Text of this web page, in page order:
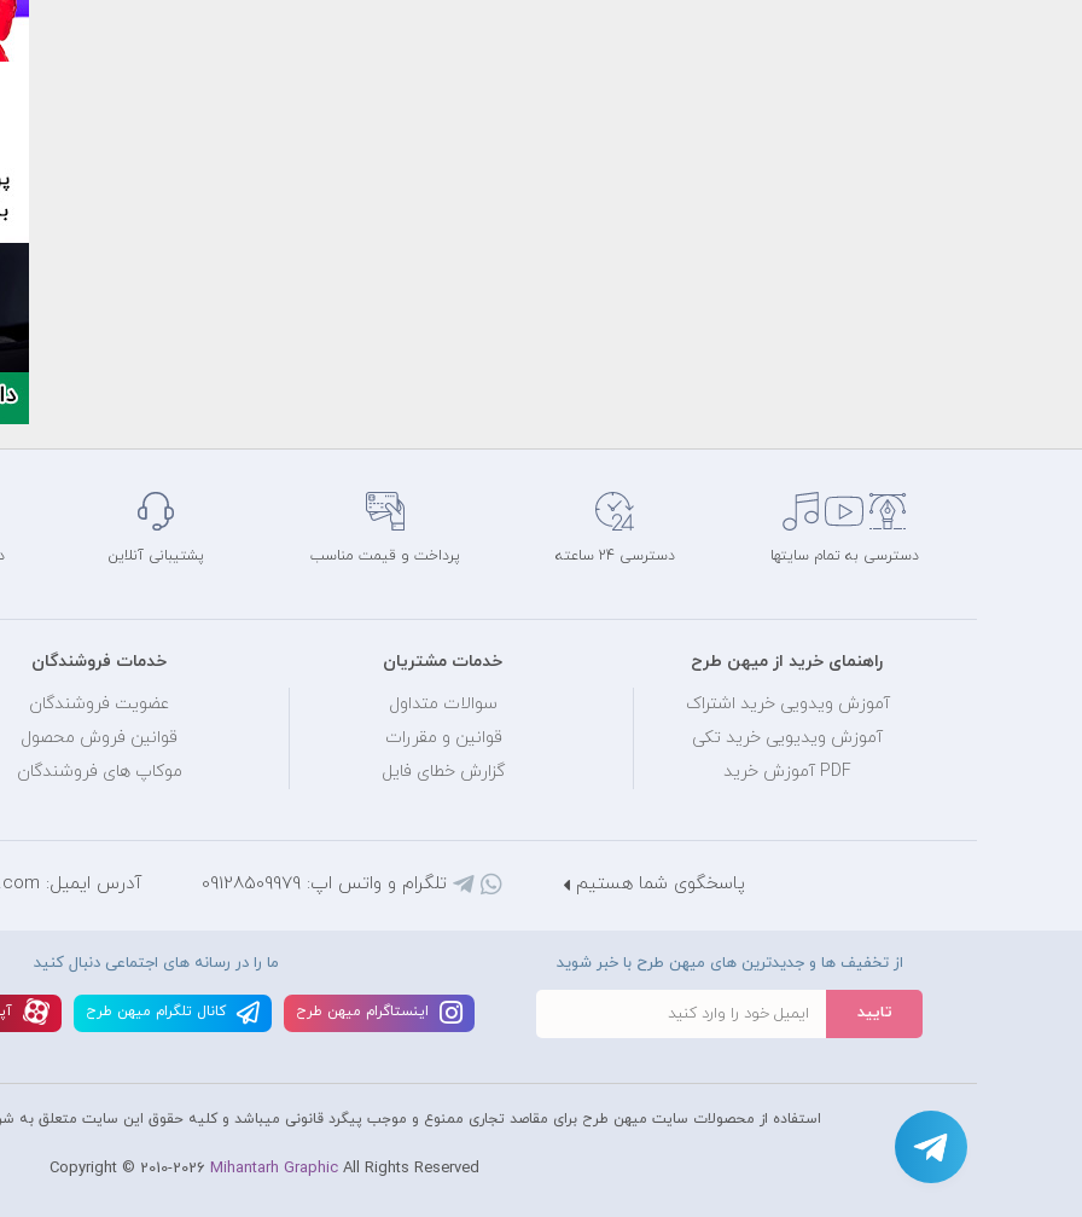
دسترسی به تمام سایتها دسترسی 24 ساعته پرداخت و قیمت مناسب پشتیبانی آنلاین
راهنمای خرید از میهن طرح
آموزش ویدویی خرید اشتراک
آموزش ویدیویی خرید تکی
PDF آموزش خرید
خدمات مشتریان
سوالات متداول
قوانین و مقررات
گزارش خطای فایل
خدمات فروشندگان
عضویت فروشندگان
قوانین فروش محصول
موکاپ های فروشندگان
پاسخگوی شما هستیم تلگرام و واتس اپ: 09128509979 آدرس ایمیل: mihantarh@yahoo.com
از تخفیف ها و جدیدترین های میهن طرح با خبر شوید ما را در رسانه های اجتماعی دنبال کنید
اينستاگرام ميهن طرح کانال تلگرام ميهن طرح
استفاده از محصولات سايت میهن طرح برای مقاصد تجاری ممنوع و موجب پیگرد قانونی میباشد و کليه حقوق اين سايت متعلق
Copyright © 2010-2026 Mihantarh Graphic All Rights Reserved